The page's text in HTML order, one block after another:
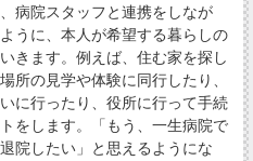
病院スタッフと連携をしなが
うに、本人が希望する暮らしの
きます。例えば、住む家を探し
所の見学や体験に同行したり、
に行ったり、役所に行って手続
をします。「もう、一生病院で
院したい」と思えるようにな